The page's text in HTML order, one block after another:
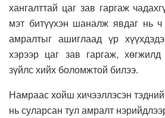
хангалттай цаг зав гаргаж
мэт битүүхэн шаналж явдаг нь
амралтыг ашиглаад үр
хэрээр цаг зав гаргаж,
зүйлс хийх боломжтой билээ.
Намраас хойш хичээллэсэн
нь суларсан тул амралт